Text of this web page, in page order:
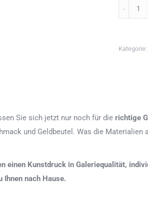
Menge
Kategorie:
Sie sich jetzt nur noch für die richtige
und Geldbeutel. Was die
einen Kunstdruck in Galeriequalität,
Ihnen nach Hause.